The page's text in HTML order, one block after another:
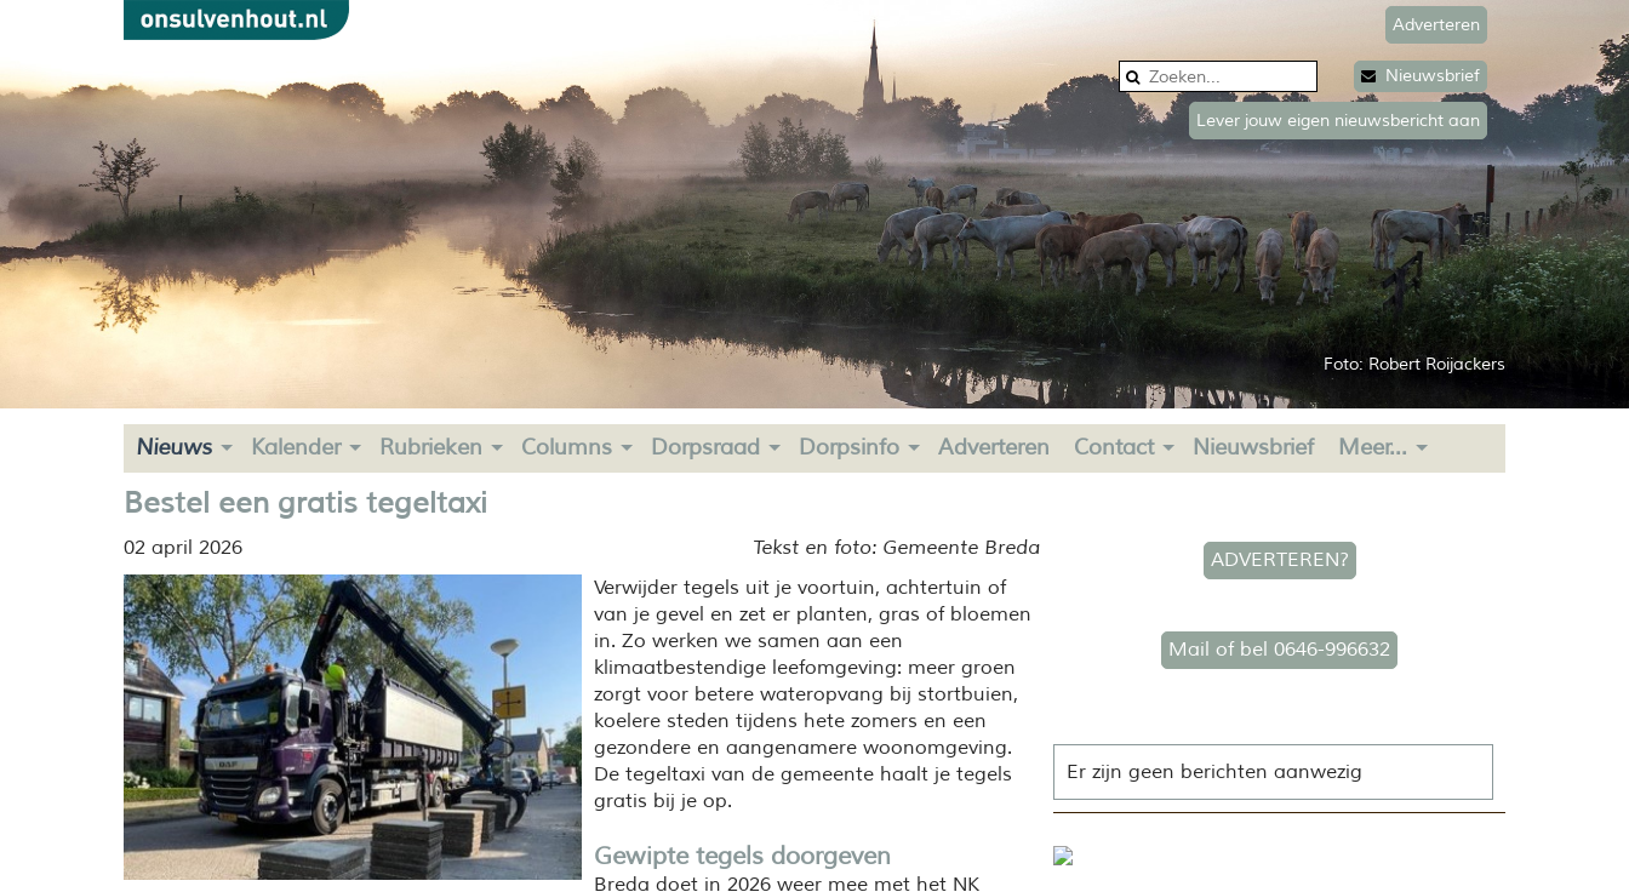
Nieuwsbrief
Nieuws Kalender Rubrieken Columns Dorpsraad Dorpsinfo Adverteren Contact Nieuwsbrief Meer...
Adverteren
Lever jouw eigen nieuwsbericht aan
Foto: Robert Roijackers
Bestel een gratis tegeltaxi
02 april 2026
Tekst en foto: Gemeente Breda
Verwijder tegels uit je voortuin, achtertuin of
van je gevel en zet er planten, gras of bloemen
in. Zo werken we samen aan een
klimaatbestendige leefomgeving: meer groen
zorgt voor betere wateropvang bij stortbuien,
koelere steden tijdens hete zomers en een
gezondere en aangenamere woonomgeving.
De tegeltaxi van de gemeente haalt je tegels
gratis bij je op.
Gewipte tegels doorgeven
Breda doet in 2026 weer mee met het NK
ADVERTEREN?
Mail of bel 0646-996632
Er zijn geen berichten aanwezig